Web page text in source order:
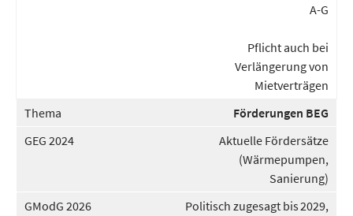
A-G
Pflicht auch bei
Verlängerung von
Mietverträgen
Förderungen BEG
Aktuelle Fördersätze
(Wärmepumpen,
Sanierung)
Politisch zugesagt bis 2029,